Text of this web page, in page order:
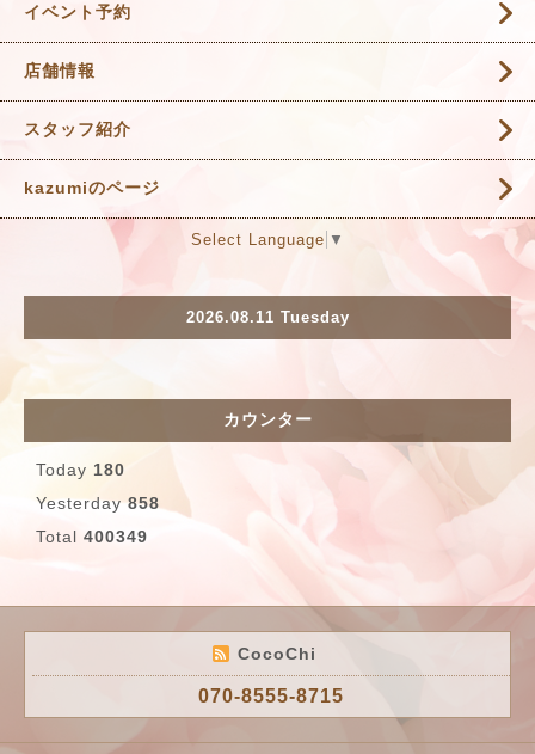
イベント予約
店舗情報
スタッフ紹介
kazumiのページ
Select Language ▼
2026.08.11 Tuesday
カウンター
Today 180
Yesterday858
Total 400349
CocoChi
070-8555-8715